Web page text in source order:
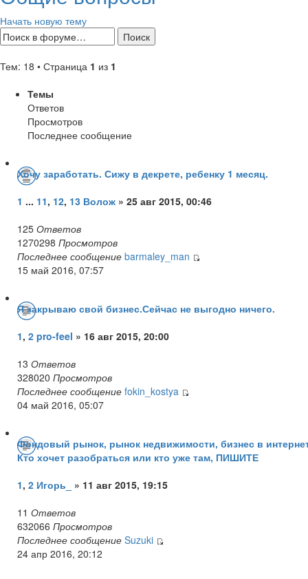
Начать новую тему
Тем: 18 • Страница 1 из 1
Темы
Ответов
Просмотров
Последнее сообщение
Хочу заработать. Сижу в декрете, ребенку 1 месяц.
1 ... 11, 12, 13 Волож » 25 авг 2015, 00:46
125 Ответов
1270298 Просмотров
Последнее сообщение barmaley_man
15 май 2016, 07:57
Я закрываю свой бизнес.Сейчас не выгодно ничего.
1, 2 pro-feel » 16 авг 2015, 20:00
13 Ответов
328020 Просмотров
Последнее сообщение fokin_kostya
04 май 2016, 05:07
Фондовый рынок, рынок недвижимости, бизнес в
Кто хочет разобраться или кто уже там, ПИШИТЕ
1, 2 Игорь_
» 11 авг 2015, 19:15
11 Ответов
632066 Просмотров
Последнее сообщение Suzuki
24 апр 2016, 20:12